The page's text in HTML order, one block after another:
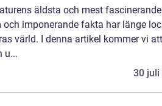
äldsta och mest fascinerande
och imponerande fakta har länge
värld. I denna artikel kommer vi
u...
30 juli